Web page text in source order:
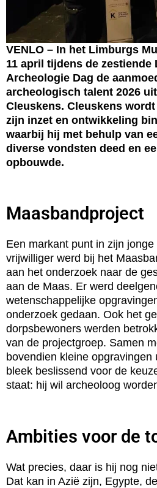
VENLO – In het Limburgs
11 april tijdens de zestiende
Archeologie Dag de
archeologisch talent 2026
Cleuskens. Cleuskens
zijn inzet en ontwikkeling
waarbij hij met behulp van
diverse vondsten deed en
opbouwde.
Maasbandproject
Een markant punt in zijn
vrijwilliger werd bij het
aan het onderzoek naar de
aan de Maas. Er werd
wetenschappelijke
onderzoek gedaan. Ook het
dorpsbewoners werden
van de projectgroep. Samen
bovendien kleine
bleek beslissend voor de
staat: hij wil archeoloog
Ambities voor de
Wat precies, daar is hij nog
Dat kan in Azië zijn, Egypte,